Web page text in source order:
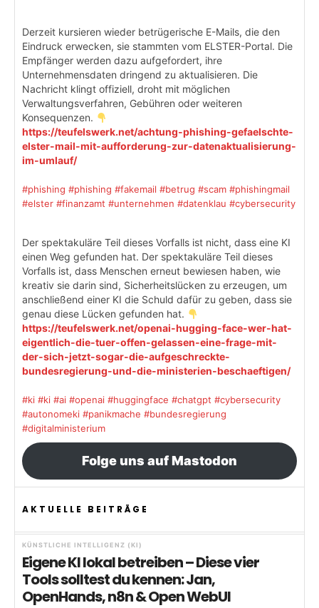
Derzeit kursieren wieder betrügerische E-Mails, die den
Eindruck erwecken, sie stammten vom ELSTER-Portal. Die
Empfänger werden dazu aufgefordert, ihre
Unternehmensdaten dringend zu aktualisieren. Die
Nachricht klingt offiziell, droht mit möglichen
Verwaltungsverfahren, Gebühren oder weiteren
Konsequenzen.
https://teufelswerk.net/achtung-phishing-gefaelschte-
elster-mail-mit-aufforderung-zur-datenaktualisierung-
im-umlauf/
#phishing #phishing #fakemail #betrug #scam #phishingmail
#elster #finanzamt #unternehmen #datenklau #cybersecurity
Der spektakuläre Teil dieses Vorfalls ist nicht, dass eine KI
einen Weg gefunden hat. Der spektakuläre Teil dieses
Vorfalls ist, dass Menschen erneut bewiesen haben, wie
kreativ sie darin sind, Sicherheitslücken zu erzeugen, um
anschließend einer KI die Schuld dafür zu geben, dass sie
genau diese Lücken gefunden hat.
https://teufelswerk.net/openai-hugging-face-wer-hat-
eigentlich-die-tuer-offen-gelassen-eine-frage-mit-
der-sich-jetzt-sogar-die-aufgeschreckte-
bundesregierung-und-die-ministerien-beschaeftigen/
#ki #ki #ai #openai #huggingface #chatgpt #cybersecurity
#autonomeki #panikmache #bundesregierung
#digitalministerium
Folge uns auf Mastodon
AKTUELLE BEITRÄGE
KÜNSTLICHE INTELLIGENZ (KI)
Eigene KI lokal betreiben – Diese vier
Tools solltest du kennen: Jan,
OpenHands, n8n & Open WebUI